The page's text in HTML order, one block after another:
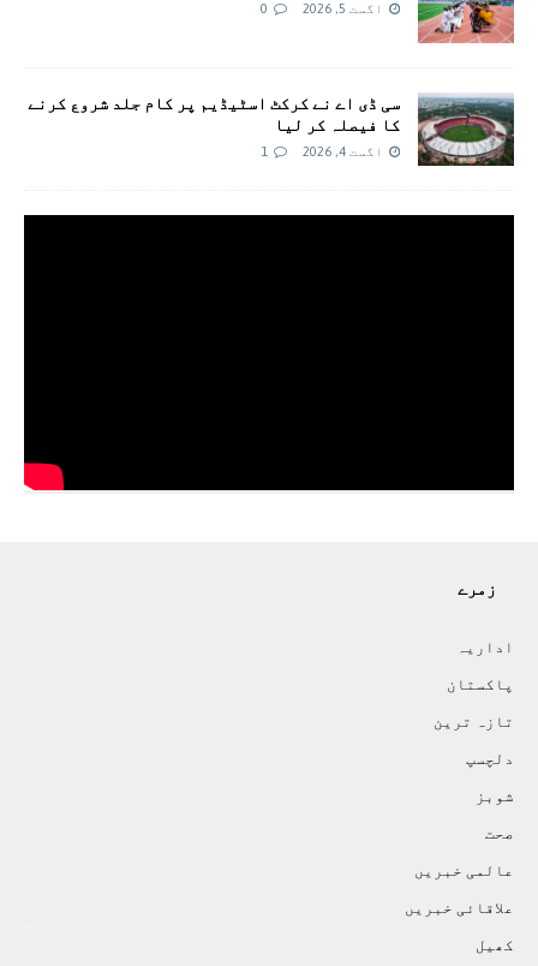
اگست 5, 2026 0
سی ڈی اے نے کرکٹ اسٹیڈیم پر کام جلد شروع کرنے
کا فیصلہ کر لیا
اگست 4, 2026 1
زمرے
اداريہ
پاکستان
تازہ ترين
دلچسپ
شوبز
صحت
عالمی خبريں
علاقائی خبريں
کھيل